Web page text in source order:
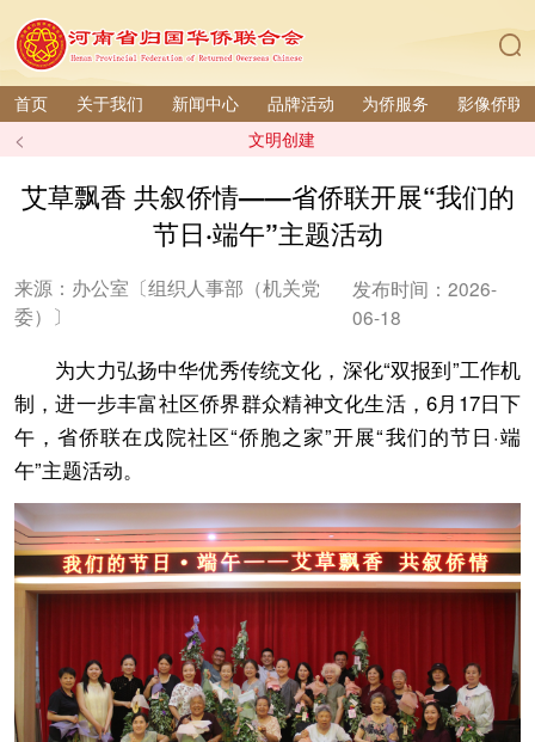
首页 关于我们 新闻中心 品牌活动 为侨服务 影像侨联
< 文明创建
艾草飘香 共叙侨情——省侨联开展“我们的
节日·端午”主题活动
来源：办公室〔组织人事部（机关党
委）〕
发布时间：2026-
06-18
为大力弘扬中华优秀传统文化，深化“双报到”工作机
制，进一步丰富社区侨界群众精神文化生活，6月17日下
午，省侨联在戊院社区“侨胞之家”开展“我们的节日·端
午”主题活动。